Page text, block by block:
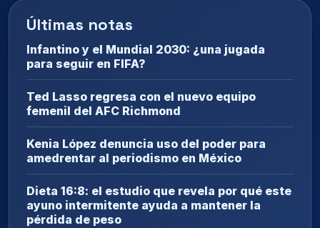
Últimas notas
Infantino y el Mundial 2030: ¿una jugada
para seguir en FIFA?
Ted Lasso regresa con el nuevo equipo
femenil del AFC Richmond
Kenia López denuncia uso del poder para
amedrentar al periodismo en México
Dieta 16:8: el estudio que revela por qué este
ayuno intermitente ayuda a mantener la
pérdida de peso